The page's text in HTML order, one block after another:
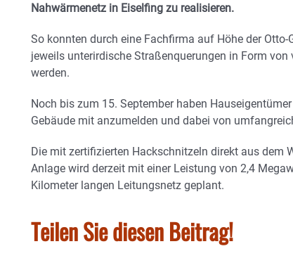
Nahwärmenetz in Eiselfing zu realisieren.
So konnten durch eine Fachfirma auf Höhe der
jeweils unterirdische Straßenquerungen in Form
werden.
Noch bis zum 15. September haben
Gebäude mit anzumelden und dabei von
Die mit zertifizierten Hackschnitzeln direkt aus dem
Anlage wird derzeit mit einer Leistung von 2,4
Kilometer langen Leitungsnetz geplant.
Teilen Sie diesen Beitrag!